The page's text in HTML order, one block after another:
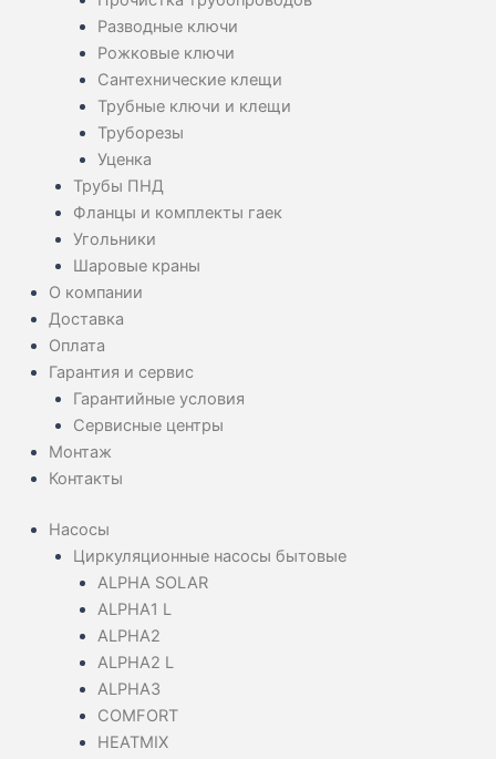
Разводные ключи
Рожковые ключи
Сантехнические клещи
Трубные ключи и клещи
Труборезы
Уценка
Трубы ПНД
Фланцы и комплекты гаек
Угольники
Шаровые краны
О компании
Доставка
Оплата
Гарантия и сервис
Гарантийные условия
Сервисные центры
Монтаж
Контакты
Насосы
Циркуляционные насосы бытовые
ALPHA SOLAR
ALPHA1 L
ALPHA2
ALPHA2 L
ALPHA3
COMFORT
HEATMIX